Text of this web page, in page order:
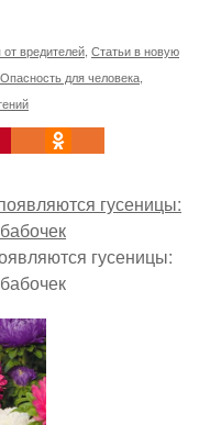
от вредителей Статьи в новую
Опасность для человека
гусеницы: